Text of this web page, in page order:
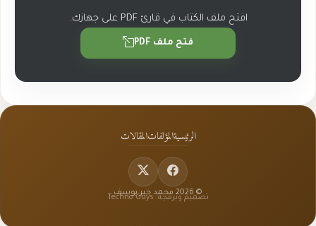
افتح ملف الكتاب في قارئ PDF على جهازك.
فتح ملف PDF
الرئيسيةالمؤلفاتالمقالات
© 2026 محمد خير يوسف
تصميم وبرمجة: Techno Guys